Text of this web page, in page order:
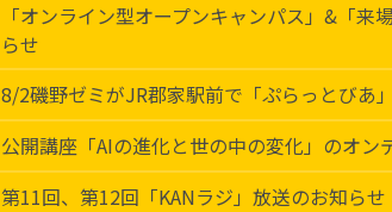
「オンライン型オープンキャンパス」&「
らせ
8/2磯野ゼミがJR郡家駅前で「ぷらっとびあ
公開講座「AIの進化と世の中の変化」のオ
第11回、第12回「KANラジ」放送のお知らせ